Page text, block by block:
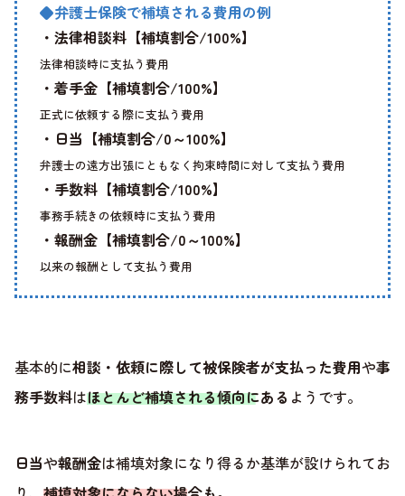
◆弁護士保険で補填される費用の例
・法律相談料【補填割合/100%】
法律相談時に支払う費用
・着手金【補填割合/100%】
正式に依頼する際に支払う費用
・日当【補填割合/0～100%】
弁護士の遠方出張にともなく拘束時間に対して支払う費用
・手数料【補填割合/100%】
事務手続きの依頼時に支払う費用
・報酬金【補填割合/0～100%】
以来の報酬として支払う費用
基本的に相談・依頼に際して被保険者が支払った費用や事
務手数料はほとんど補填される傾向にある ようです。
日当や報酬金は補填対象になり得るか基準が設けられてお